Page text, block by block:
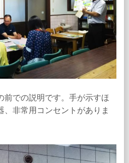
前での説明です。手が示すほ
、非常用コンセントがありま